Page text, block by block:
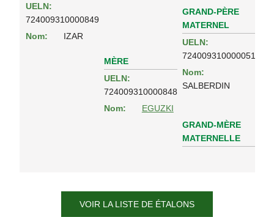
UELN:
724009310000849
Nom:
IZAR
MÈRE
UELN:
724009310000848
Nom:
EGUZKI
GRAND-PÈRE
MATERNEL
UELN:
724009310000051
Nom:
SALBERDIN
GRAND-MÈRE
MATERNELLE
VOIR LA LISTE DE ÉTALONS